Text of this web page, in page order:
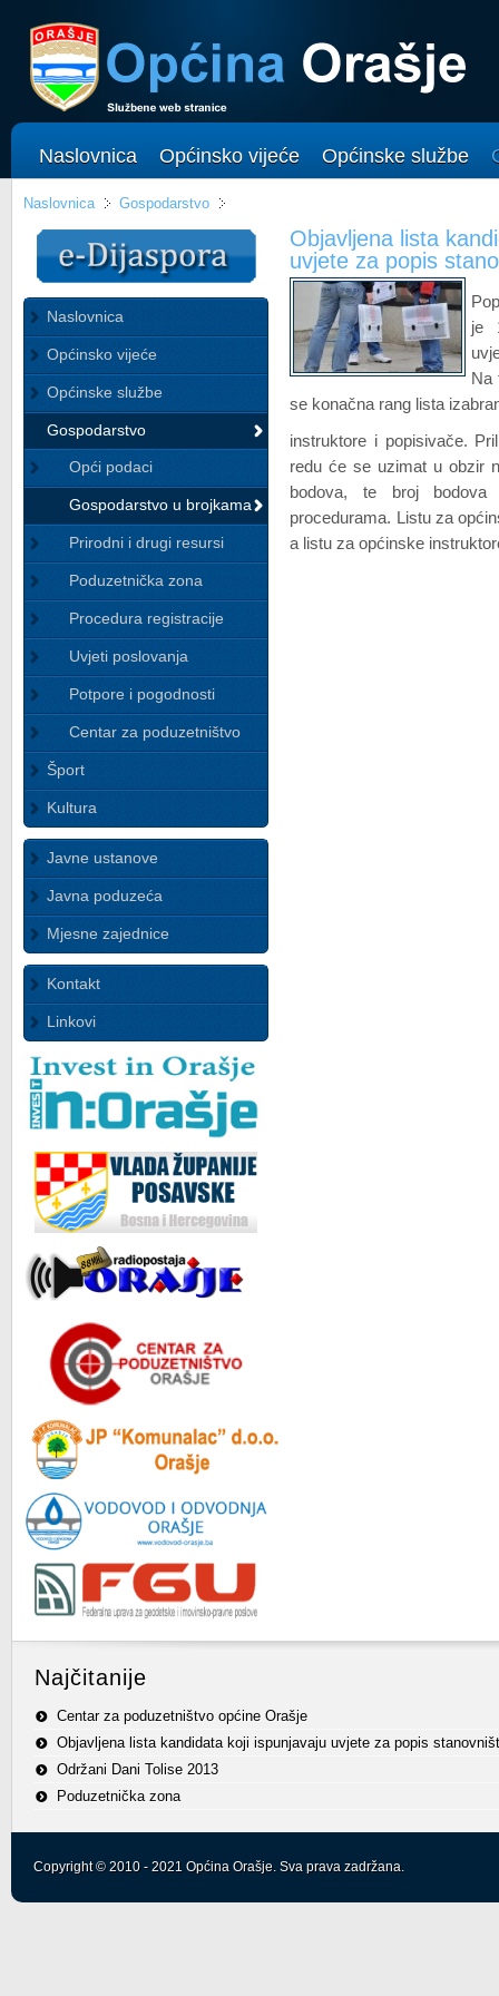
Naslovnica Općinsko vijeće Općinske službe
Naslovnica Gospodarstvo
Naslovnica
Općinsko vijeće
Općinske službe
Gospodarstvo
Opći podaci
Gospodarstvo u brojkama
Prirodni i drugi resursi
Poduzetnička zona
Procedura registracije
Uvjeti poslovanja
Potpore i pogodnosti
Centar za poduzetništvo
Šport
Kultura
Javne ustanove
Javna poduzeća
Mjesne zajednice
Kontakt
Linkovi
Objavljena lista
uvjete za popis
je
Na
se konačna rang lista
instruktore i popisivače.
redu će se uzimat u obzir
bodova, te broj bodova
procedurama. Listu za
a listu za općinske
Najčitanije
Centar za poduzetništvo općine Orašje
Objavljena lista kandidata koji ispunjavaju uvjete za popis
Održani Dani Tolise 2013
Poduzetnička zona
Copyright © 2010 - 2021 Općina Orašje. Sva prava zadržana.